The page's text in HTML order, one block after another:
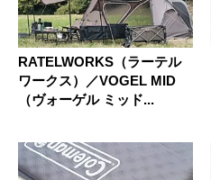
RATELWORKS（ラーテル
ワークス）／VOGEL MID
（ヴォーゲル ミッド...